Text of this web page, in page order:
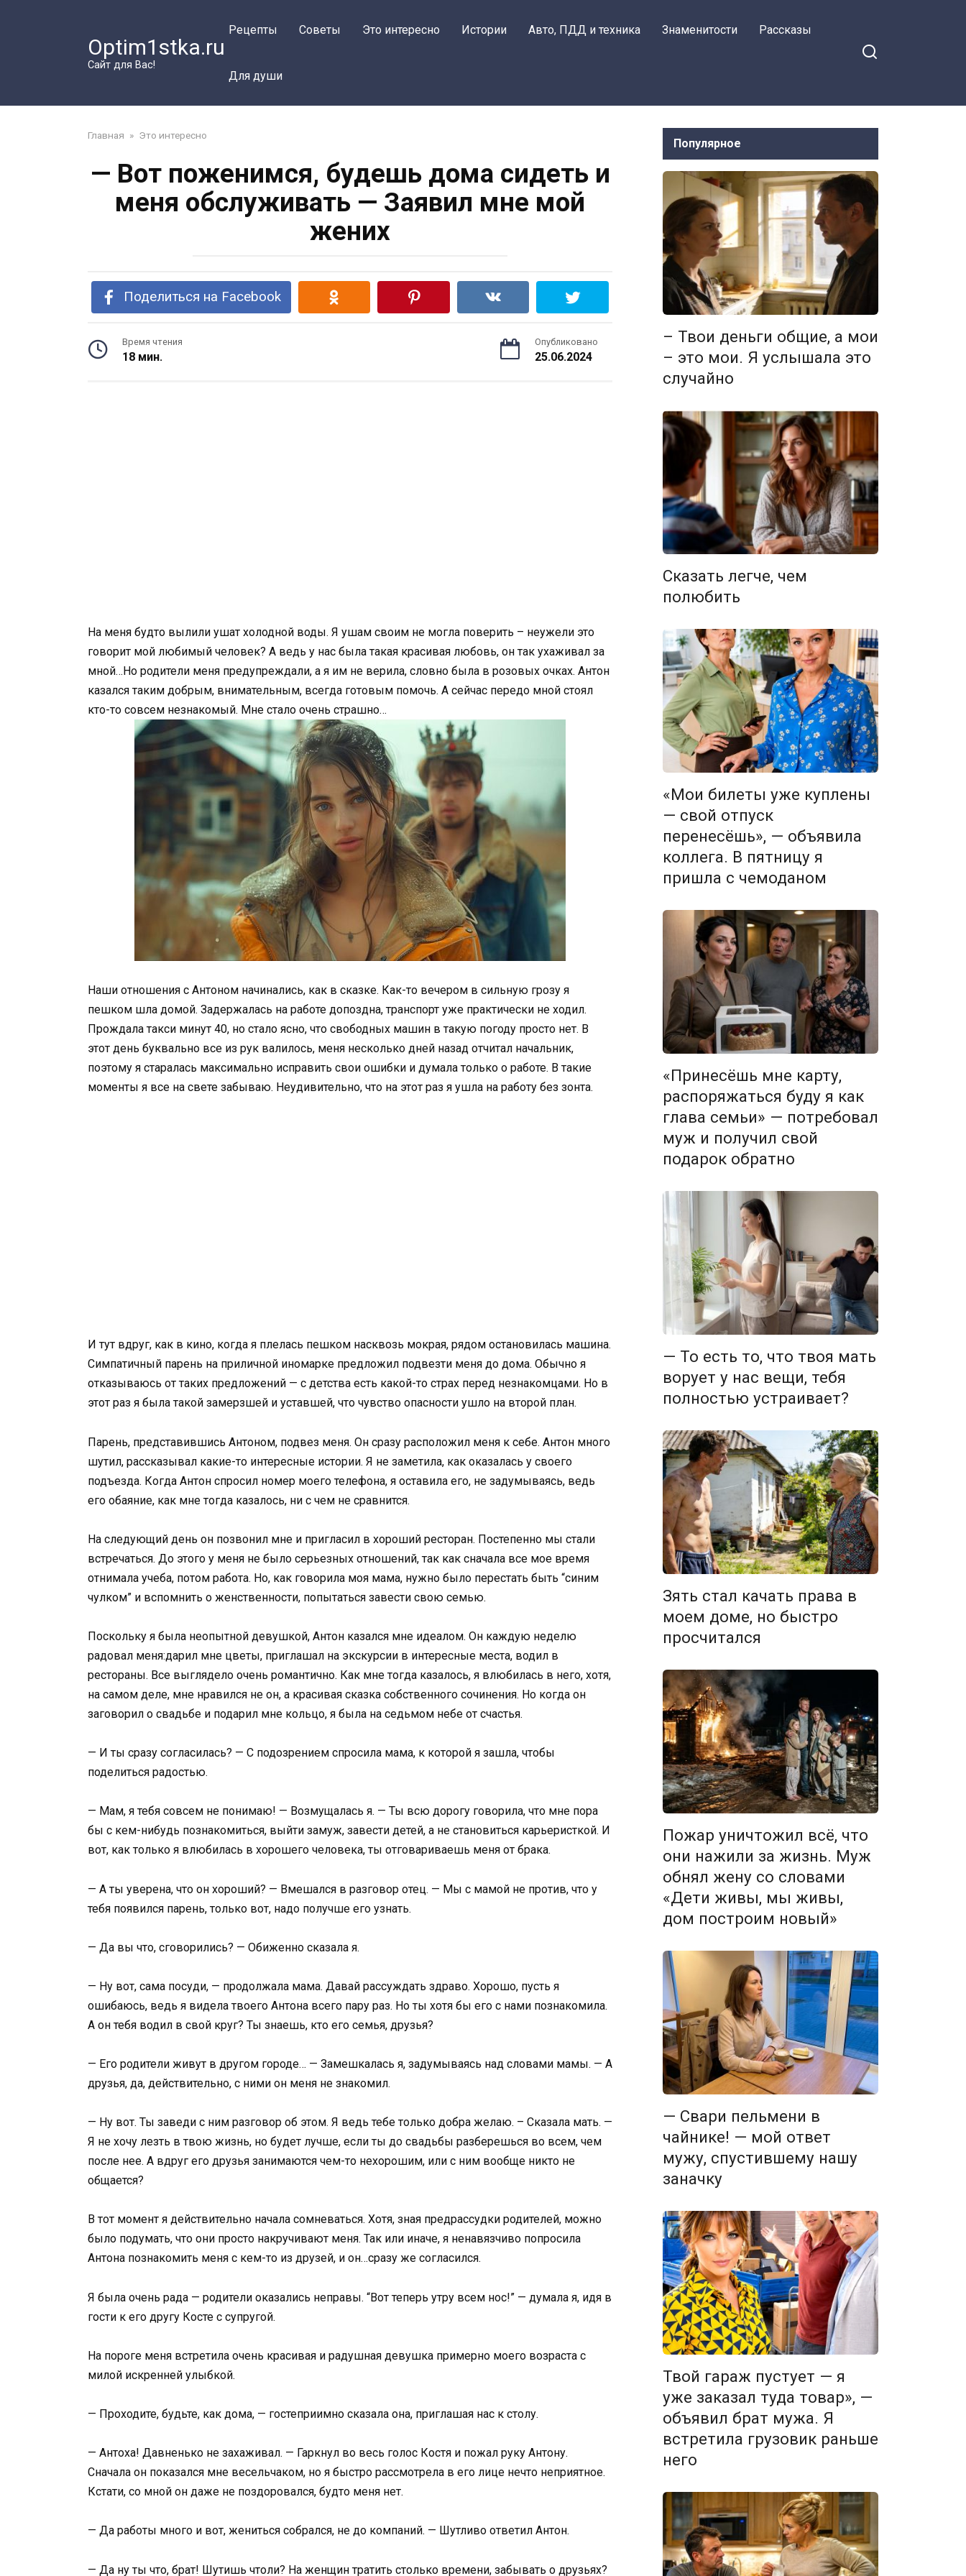
Optim1stka.ru
Сайт для Вас!
Рецепты Советы Это интересно Истории Авто, ПДД и техника Знаменитости Рассказы
Для души
Главная » Это интересно
— Вот поженимся, будешь дома сидеть и
меня обслуживать — Заявил мне мой
жених
Поделиться на Facebook
Время чтения
18 мин.
Опубликовано
25.06.2024
На меня будто вылили ушат холодной воды. Я ушам своим не могла поверить – неужели это
говорит мой любимый человек? А ведь у нас была такая красивая любовь, он так ухаживал за
мной…Но родители меня предупреждали, а я им не верила, словно была в розовых очках. Антон
казался таким добрым, внимательным, всегда готовым помочь. А сейчас передо мной стоял
кто-то совсем незнакомый. Мне стало очень страшно…
Наши отношения с Антоном начинались, как в сказке. Как-то вечером в сильную грозу я
пешком шла домой. Задержалась на работе допоздна, транспорт уже практически не ходил.
Прождала такси минут 40, но стало ясно, что свободных машин в такую погоду просто нет. В
этот день буквально все из рук валилось, меня несколько дней назад отчитал начальник,
поэтому я старалась максимально исправить свои ошибки и думала только о работе. В такие
моменты я все на свете забываю. Неудивительно, что на этот раз я ушла на работу без зонта.
И тут вдруг, как в кино, когда я плелась пешком насквозь мокрая, рядом остановилась машина.
Симпатичный парень на приличной иномарке предложил подвезти меня до дома. Обычно я
отказываюсь от таких предложений — с детства есть какой-то страх перед незнакомцами. Но в
этот раз я была такой замерзшей и уставшей, что чувство опасности ушло на второй план.
Парень, представившись Антоном, подвез меня. Он сразу расположил меня к себе. Антон много
шутил, рассказывал какие-то интересные истории. Я не заметила, как оказалась у своего
подъезда. Когда Антон спросил номер моего телефона, я оставила его, не задумываясь, ведь
его обаяние, как мне тогда казалось, ни с чем не сравнится.
На следующий день он позвонил мне и пригласил в хороший ресторан. Постепенно мы стали
встречаться. До этого у меня не было серьезных отношений, так как сначала все мое время
отнимала учеба, потом работа. Но, как говорила моя мама, нужно было перестать быть “синим
чулком” и вспомнить о женственности, попытаться завести свою семью.
Поскольку я была неопытной девушкой, Антон казался мне идеалом. Он каждую неделю
радовал меня:дарил мне цветы, приглашал на экскурсии в интересные места, водил в
рестораны. Все выглядело очень романтично. Как мне тогда казалось, я влюбилась в него, хотя,
на самом деле, мне нравился не он, а красивая сказка собственного сочинения. Но когда он
заговорил о свадьбе и подарил мне кольцо, я была на седьмом небе от счастья.
— И ты сразу согласилась? — С подозрением спросила мама, к которой я зашла, чтобы
поделиться радостью.
— Мам, я тебя совсем не понимаю! — Возмущалась я. — Ты всю дорогу говорила, что мне пора
бы с кем-нибудь познакомиться, выйти замуж, завести детей, а не становиться карьеристкой. И
вот, как только я влюбилась в хорошего человека, ты отговариваешь меня от брака.
— А ты уверена, что он хороший? — Вмешался в разговор отец. — Мы с мамой не против, что у
тебя появился парень, только вот, надо получше его узнать.
— Да вы что, сговорились? — Обиженно сказала я.
— Ну вот, сама посуди, — продолжала мама. Давай рассуждать здраво. Хорошо, пусть я
ошибаюсь, ведь я видела твоего Антона всего пару раз. Но ты хотя бы его с нами познакомила.
А он тебя водил в свой круг? Ты знаешь, кто его семья, друзья?
— Его родители живут в другом городе… — Замешкалась я, задумываясь над словами мамы. — А
друзья, да, действительно, с ними он меня не знакомил.
— Ну вот. Ты заведи с ним разговор об этом. Я ведь тебе только добра желаю. – Сказала мать. —
Я не хочу лезть в твою жизнь, но будет лучше, если ты до свадьбы разберешься во всем, чем
после нее. А вдруг его друзья занимаются чем-то нехорошим, или с ним вообще никто не
общается?
В тот момент я действительно начала сомневаться. Хотя, зная предрассудки родителей, можно
было подумать, что они просто накручивают меня. Так или иначе, я ненавязчиво попросила
Антона познакомить меня с кем-то из друзей, и он…сразу же согласился.
Я была очень рада — родители оказались неправы. “Вот теперь утру всем нос!” — думала я, идя в
гости к его другу Косте с супругой.
На пороге меня встретила очень красивая и радушная девушка примерно моего возраста с
милой искренней улыбкой.
— Проходите, будьте, как дома, — гостеприимно сказала она, приглашая нас к столу.
— Антоха! Давненько не захаживал. — Гаркнул во весь голос Костя и пожал руку Антону.
Сначала он показался мне весельчаком, но я быстро рассмотрела в его лице нечто неприятное.
Кстати, со мной он даже не поздоровался, будто меня нет.
— Да работы много и вот, жениться собрался, не до компаний. — Шутливо ответил Антон.
— Да ну ты что, брат! Шутишь чтоли? На женщин тратить столько времени, забывать о друзьях?
Популярное
– Твои деньги общие, а мои
– это мои. Я услышала это
случайно
Сказать легче, чем
полюбить
«Мои билеты уже куплены
— свой отпуск
перенесёшь», — объявила
коллега. В пятницу я
пришла с чемоданом
«Принесёшь мне карту,
распоряжаться буду я как
глава семьи» — потребовал
муж и получил свой
подарок обратно
— То есть то, что твоя мать
ворует у нас вещи, тебя
полностью устраивает?
Зять стал качать права в
моем доме, но быстро
просчитался
Пожар уничтожил всё, что
они нажили за жизнь. Муж
обнял жену со словами
«Дети живы, мы живы,
дом построим новый»
— Свари пельмени в
чайнике! — мой ответ
мужу, спустившему нашу
заначку
Твой гараж пустует — я
уже заказал туда товар», —
объявил брат мужа. Я
встретила грузовик раньше
него